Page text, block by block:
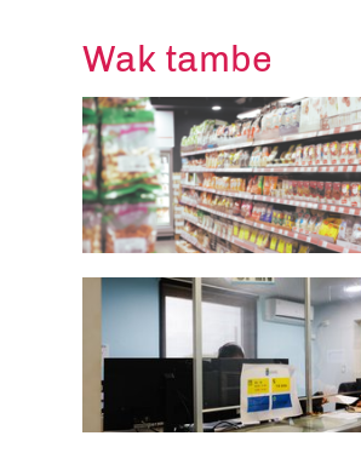
Wak tambe